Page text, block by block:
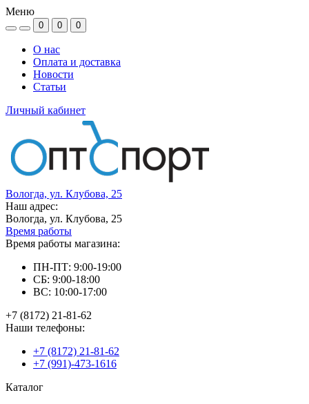
Меню
0 0 0
О нас
Оплата и доставка
Новости
Статьи
Личный кабинет
Вологда, ул. Клубова, 25
Наш адрес:
Вологда, ул. Клубова, 25
Время работы
Время работы магазина:
ПН-ПТ: 9:00-19:00
СБ: 9:00-18:00
ВС: 10:00-17:00
+7 (8172) 21-81-62
Наши телефоны:
+7 (8172) 21-81-62
+7 (991)-473-1616
Каталог